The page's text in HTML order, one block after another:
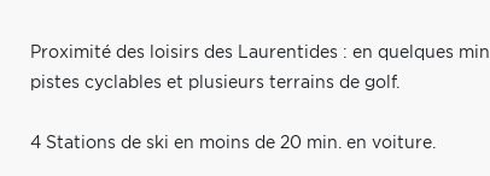
Proximité des loisirs des Laurentides : en quelques
pistes cyclables et plusieurs terrains de golf.
4 Stations de ski en moins de 20 min. en voiture.